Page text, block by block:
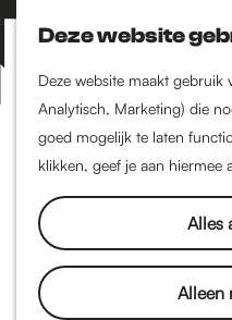
Deze website
Deze website maakt gebruik
Analytisch, Marketing) die
goed mogelijk te laten
klikken, geef je aan hiermee
Alles
Alleen
Z
o
e
k
e
K
a
a
r
t
M
e
n
Historie